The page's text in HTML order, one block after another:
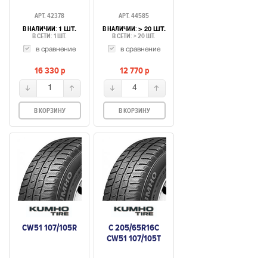
АРТ. 42378
В НАЛИЧИИ: 1 ШТ.
В СЕТИ: 1 ШТ.
в сравнение
16 330p
1
В КОРЗИНУ
АРТ. 44585
В НАЛИЧИИ: > 20 ШТ.
В СЕТИ: > 20 ШТ.
в сравнение
12 770p
4
В КОРЗИНУ
CW51 107/105R
C 205/65R16C
CW51 107/105T